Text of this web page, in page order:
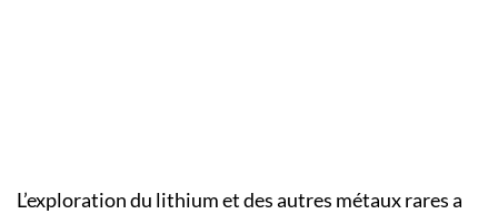
L’exploration du lithium et des autres métaux rares a